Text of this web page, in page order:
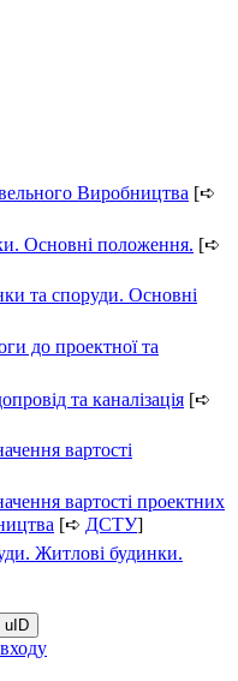
Виробництва [➪
Основні положення. [➪
та споруди. Основні
до проектної та
та каналізація [➪
вартості
вартості проектних
[➪ ДСТУ]
Житлові будинки.
uID